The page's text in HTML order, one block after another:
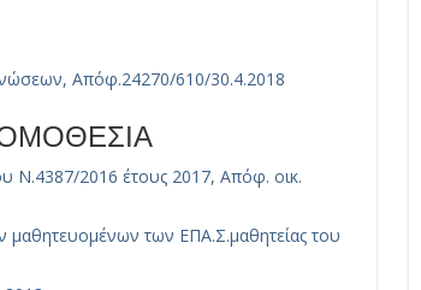
Απόφ.24270/610/30.4.2018
Ν.4387/2016 έτους 2017, Απόφ. οικ.
μαθητευομένων των ΕΠΑ.Σ.μαθητείας του